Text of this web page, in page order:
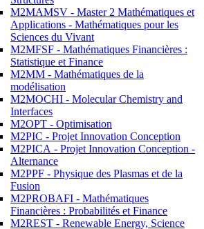
M2MAMSV - Master 2 Mathématiques et
Applications - Mathématiques pour les
Sciences du Vivant
M2MFSF - Mathématiques Financières :
Statistique et Finance
M2MM - Mathématiques de la
modélisation
M2MOCHI - Molecular Chemistry and
Interfaces
M2OPT - Optimisation
M2PIC - Projet Innovation Conception
M2PICA - Projet Innovation Conception -
Alternance
M2PPF - Physique des Plasmas et de la
Fusion
M2PROBAFI - Mathématiques
Financières : Probabilités et Finance
M2REST - Renewable Energy, Science